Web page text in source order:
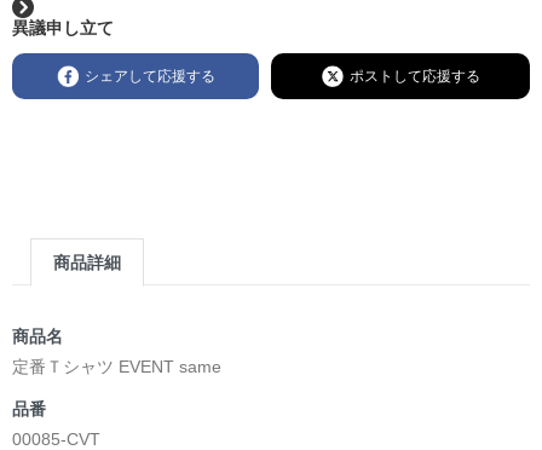
異議申し立て
シェアして応援する ポストして応援する
商品詳細
商品名
定番Ｔシャツ EVENT same
品番
00085-CVT